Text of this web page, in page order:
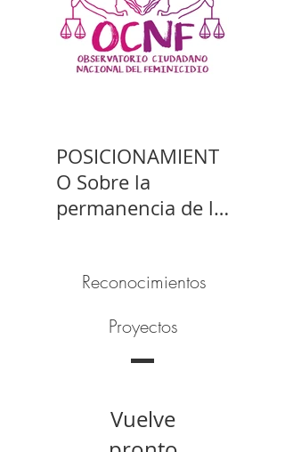
POSICIONAMIENT
O Sobre la
permanencia de la
Reconocimientos
Proyectos
Vuelve